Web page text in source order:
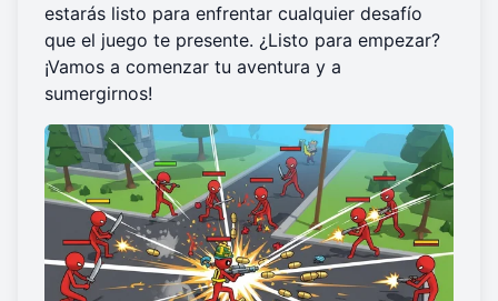
estarás listo para enfrentar cualquier desafío
que el juego te presente. ¿Listo para empezar?
¡Vamos a comenzar tu aventura y a
sumergirnos!